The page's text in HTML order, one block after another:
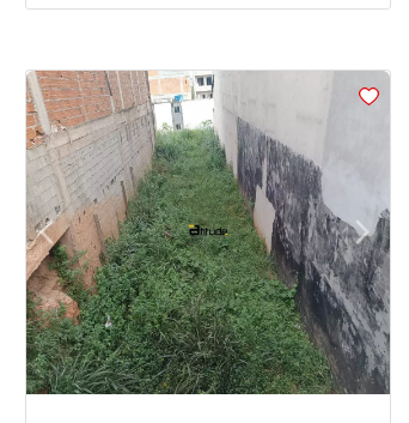
arrow_back_iosPrevious arrow_forward_iosNext